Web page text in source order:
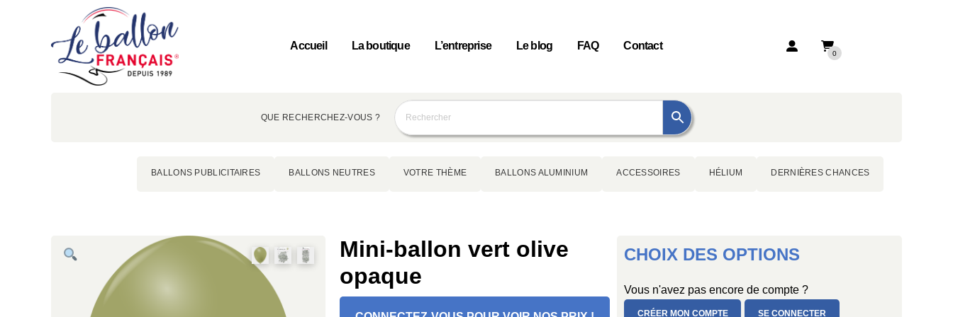
Accueil La boutique L’entreprise Le blog FAQ Contact
0
QUE RECHERCHEZ-VOUS ?
BALLONS PUBLICITAIRES BALLONS NEUTRES VOTRE THÈME BALLONS ALUMINIUM ACCESSOIRES HÉLIUM DERNIÈRES CHANCES
Mini-ballon vert olive
opaque
CHOIX DES OPTIONS
Vous n'avez pas encore de compte ?
CRÉER MON COMPTE SE CONNECTER